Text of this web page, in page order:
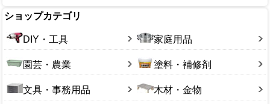
ショップカテゴリ
DIY・工具 家庭用品
園芸・農業 塗料・補修剤
文具・事務用品 木材・金物